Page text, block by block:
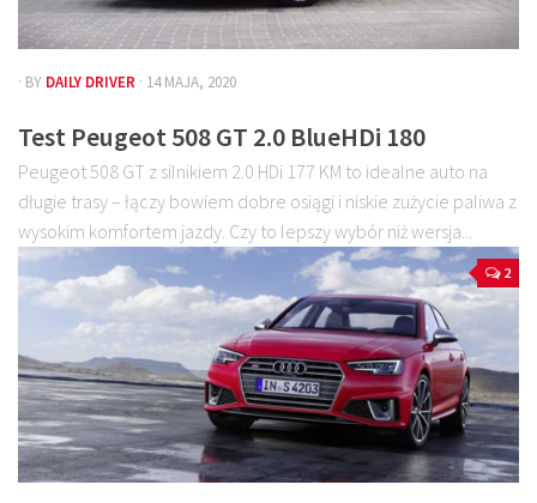
· BY DAILY DRIVER · 14 MAJA, 2020
Test Peugeot 508 GT 2.0 BlueHDi 180
Peugeot 508 GT z silnikiem 2.0 HDi 177 KM to idealne auto na
długie trasy – łączy bowiem dobre osiągi i niskie zużycie paliwa z
wysokim komfortem jazdy. Czy to lepszy wybór niż wersja...
2